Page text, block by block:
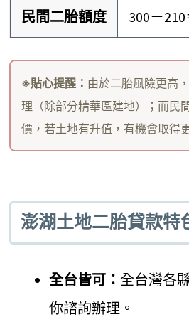
民間二胎額度 300－
※貼心提醒： 由於二胎風險更高
理（除部分精華區建地）；而民
價，若土地有升值，有機會取得
澎湖土地二胎貸款特
全台皆可： 全台灣各
你諮詢辦理。